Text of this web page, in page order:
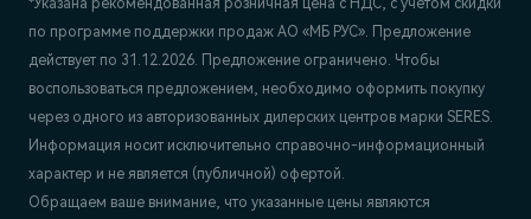
по программе поддержки продаж АО «МБ РУС». Предложение
действует по 31.12.2026. Предложение ограничено. Чтобы
воспользоваться предложением, необходимо оформить покупку
через одного из авторизованных дилерских центров марки SERES.
Информация носит исключительно справочно-информационный
характер и не является (публичной) офертой.
Обращаем ваше внимание, что указанные цены являются